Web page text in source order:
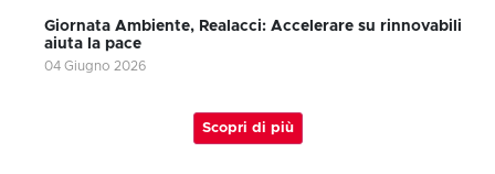
Giornata Ambiente, Realacci: Accelerare su rinnovabili
aiuta la pace
04 Giugno 2026
Scopri di più